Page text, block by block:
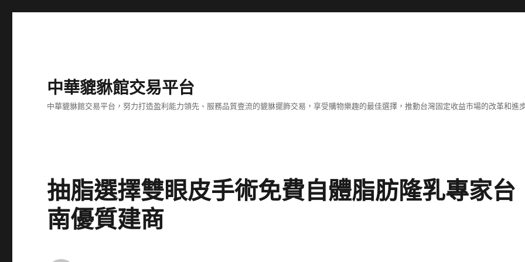
中華貔貅館交易平台
中華貔貅館交易平台，努力打造盈利能力領先、服務品質壹流的貔貅擺飾交易，享受購物樂趣的最佳選擇，推動台灣固定收益市場的改革和進
抽脂選擇雙眼皮手術免費自體脂肪隆乳專家台
南優質建商